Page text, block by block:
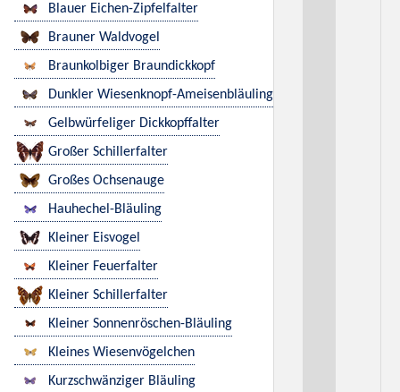
Blauer Eichen-Zipfelfalter
Brauner Waldvogel
Braunkolbiger Braundickkopf
Dunkler Wiesenknopf-Ameisenbläuling
Gelbwürfeliger Dickkopffalter
Großer Schillerfalter
Großes Ochsenauge
Hauhechel-Bläuling
Kleiner Eisvogel
Kleiner Feuerfalter
Kleiner Schillerfalter
Kleiner Sonnenröschen-Bläuling
Kleines Wiesenvögelchen
Kurzschwänziger Bläuling